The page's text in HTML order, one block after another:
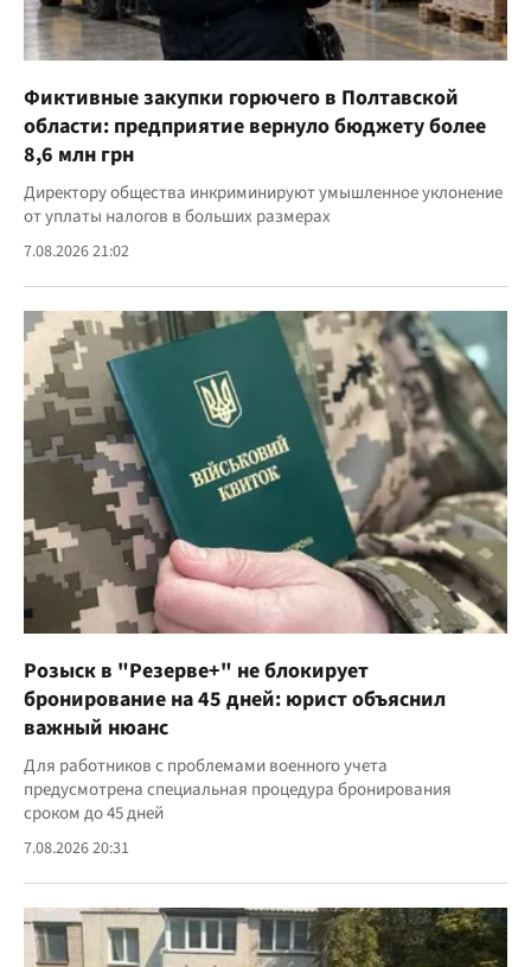
Фиктивные закупки горючего в Полтавской
области: предприятие вернуло бюджету более
8,6 млн грн
Директору общества инкриминируют умышленное уклонение
от уплаты налогов в больших размерах
7.08.2026 21:02
Розыск в "Резерве+" не блокирует
бронирование на 45 дней: юрист объяснил
важный нюанс
Для работников с проблемами военного учета
предусмотрена специальная процедура бронирования
сроком до 45 дней
7.08.2026 20:31